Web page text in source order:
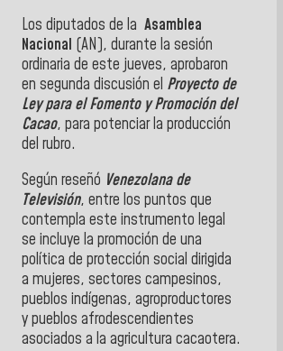
Los diputados de la Asamblea
Nacional (AN), durante la sesión
ordinaria de este jueves, aprobaron
en segunda discusión el Proyecto de
Ley para el Fomento y Promoción del
Cacao, para potenciar la producción
del rubro.
Según reseñó Venezolana de
Televisión, entre los puntos que
contempla este instrumento legal
se incluye la promoción de una
política de protección social dirigida
a mujeres, sectores campesinos,
pueblos indígenas, agroproductores
y pueblos afrodescendientes
asociados a la agricultura cacaotera.